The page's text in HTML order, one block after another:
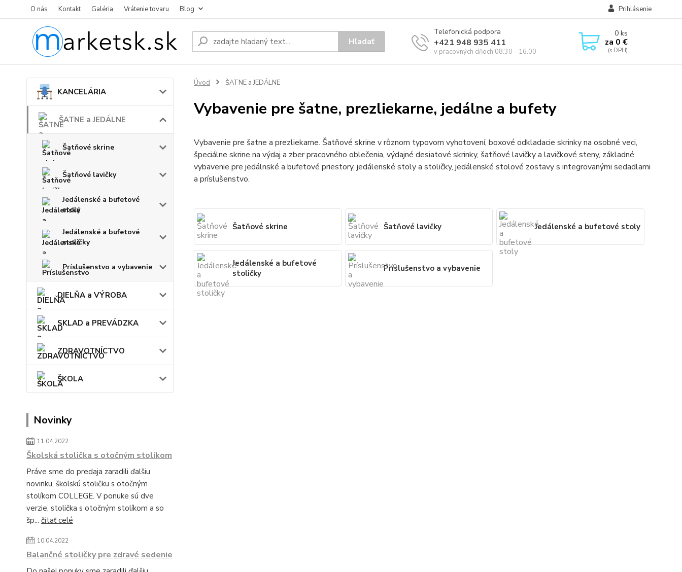
O nás Kontakt Galéria Vrátenie tovaru Blog Prihlásenie
Hľadať
Telefonická podpora
+421 948 935 411
v pracovných dňoch 08.30 - 16.00
0ks
za 0 €
KANCELÁRIA
ŠATNE a JEDÁLNE
Šatňové skrine
Šatňové lavičky
Jedálenské a bufetové
stoly
Jedálenské a bufetové
stoličky
Príslušenstvo a vybavenie
DIELŇA a VÝROBA
SKLAD a PREVÁDZKA
ZDRAVOTNÍCTVO
ŠKOLA
Novinky
11.04.2022
Školská stolička s otočným stolíkom
Práve sme do predaja zaradili ďalšiu
novinku, školskú stoličku s otočným
stolíkom COLLEGE. V ponuke sú dve
verzie, stolička s otočným stolíkom a so
šp... čítať celé
10.04.2022
Balančné stoličky pre zdravé sedenie
Úvod ŠATNE a JEDÁLNE
Vybavenie pre šatne, prezliekarne, jedálne a bufety
Vybavenie pre šatne a prezliekarne. Šatňové skrine v rôznom typovom vyhotovení, boxové odkladacie skrinky na osobné veci,
špeciálne skrine na výdaj a zber pracovného oblečenia, výdajné desiatové skrinky, šatňové lavičky a lavičkové steny, základné
vybavenie pre jedálnské a bufetové priestory, jedálenské stoly a stoličky, jedálenské stolové zostavy s integrovanými sedadlami
a príslušenstvo.
Šatňové skrine Šatňové lavičky Jedálenské a bufetové stoly
Jedálenské a bufetové
stoličky
Príslušenstvo a vybavenie